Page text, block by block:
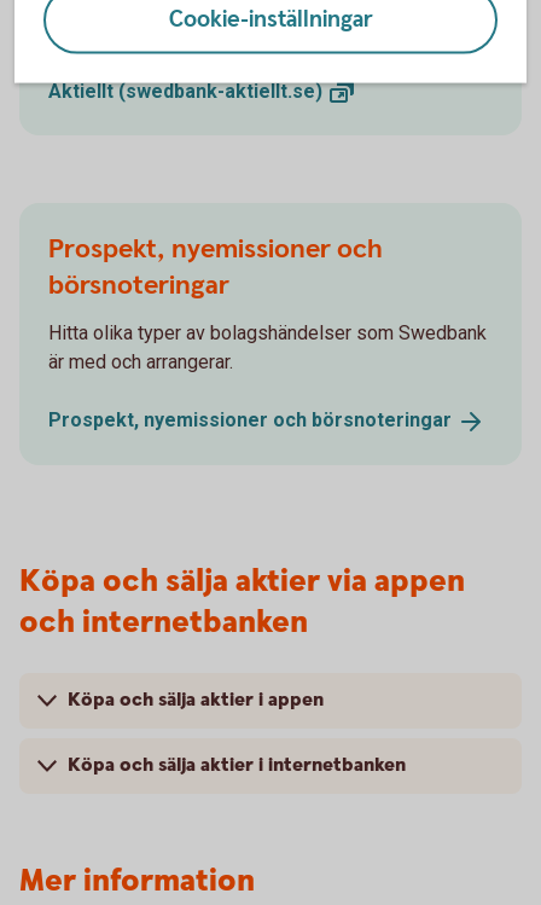
tips runt pension och privatekonomi.
Aktiellt(swedbank-aktiellt.se)
Prospekt, nyemissioner och
börsnoteringar
Hitta olika typer av bolagshändelser som Swedbank
är med och arrangerar.
Prospekt, nyemissioner och börsnoteringar
Köpa och sälja aktier via appen
och internetbanken
Köpa och sälja aktier i appen
Köpa och sälja aktier i internetbanken
Mer information
Cookie-inställningar